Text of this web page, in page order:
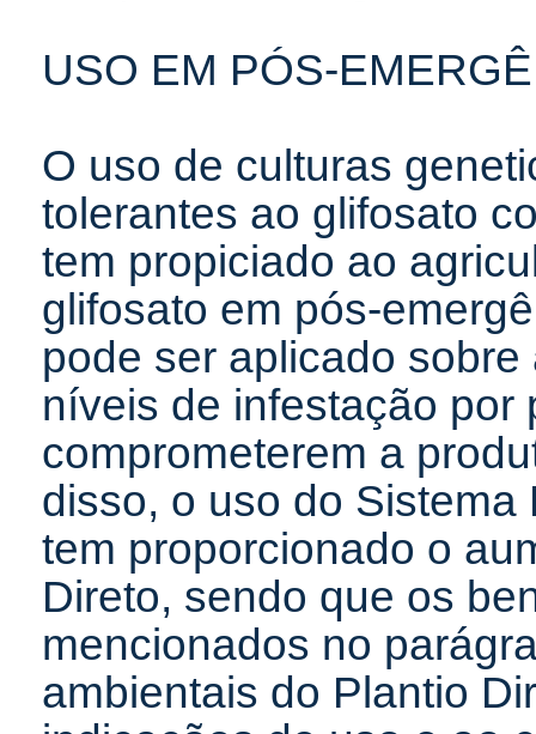
USO EM PÓS-
O uso de culturas
tolerantes ao glifosato
tem propiciado ao
glifosato em pós-
pode ser aplicado
níveis de infestação por
comprometerem a
disso, o uso do
tem proporcionado o
Direto, sendo que os
mencionados no
ambientais do Plantio